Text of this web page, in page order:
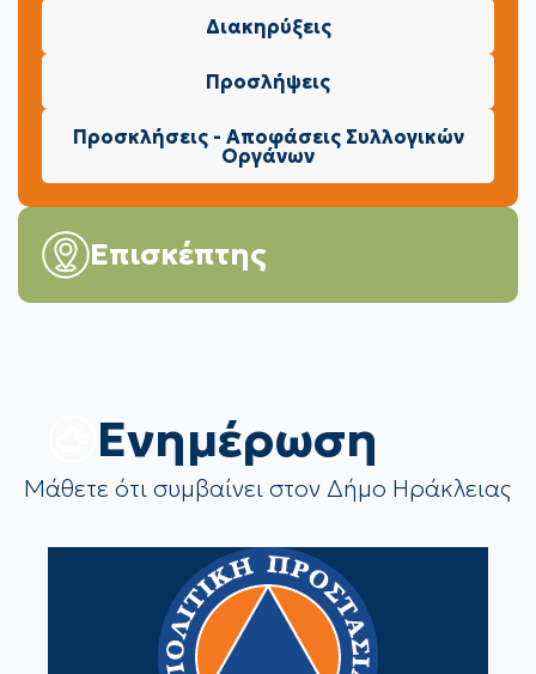
Διακηρύξεις
Προσλήψεις
Προσκλήσεις - Αποφάσεις Συλλογικών
Οργάνων
Επισκέπτης
Eνημέρωση
Μάθετε ότι συμβαίνει στον Δήμο Ηράκλειας